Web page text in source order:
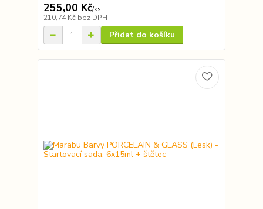
255,00 Kč/ks
210,74 Kč bez DPH
Přidat do košíku